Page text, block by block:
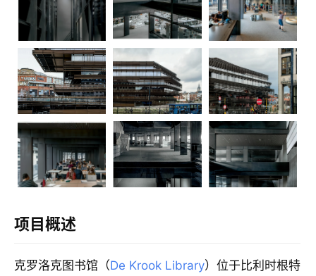
市
与
景
观
建
专
教
登录 注册
项目概述
克罗洛克图书馆（De Krook Library）位于比利时根特